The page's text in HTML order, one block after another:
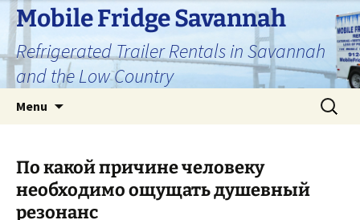
Skip
content
Mobile Fridge Savannah
Refrigerated Trailer Rentals in Savannah
and the Low Country
Menu
Search
for:
По какой причине человеку
необходимо ощущать душевный
резонанс